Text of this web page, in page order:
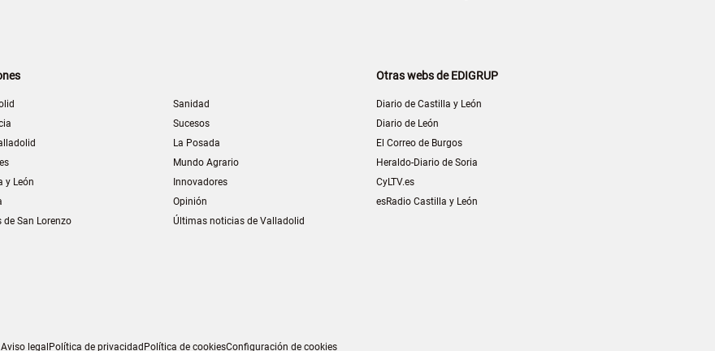
y León
de San Lorenzo
Sanidad
Sucesos
La Posada
Mundo Agrario
Innovadores
Opinión
Últimas noticias de Valladolid
Otras webs de EDIGRUP
Diario de Castilla y León
Diario de León
El Correo de Burgos
Heraldo-Diario de Soria
CyLTV.es
esRadio Castilla y León
Aviso legal Política de privacidad Política de cookiesConfiguración de cookies